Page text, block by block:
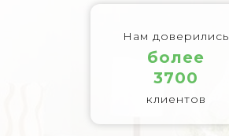
клиентов
более
3700
Нам доверились